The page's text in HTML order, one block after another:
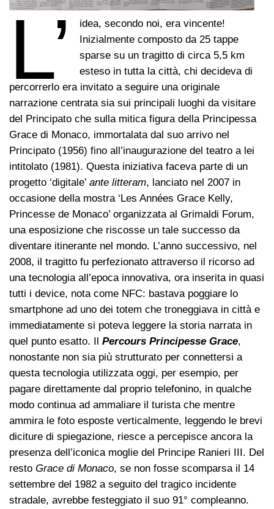
L’
idea, secondo noi, era vincente!
Inizialmente composto da 25 tappe
sparse su un tragitto di circa 5,5 km
esteso in tutta la città, chi decideva di
percorrerlo era invitato a seguire una originale
narrazione centrata sia sui principali luoghi da visitare
del Principato che sulla mitica figura della Principessa
Grace di Monaco, immortalata dal suo arrivo nel
Principato (1956) fino all’inaugurazione del teatro a lei
intitolato (1981). Questa iniziativa faceva parte di un
progetto ‘digitale’ ante litteram, lanciato nel 2007 in
occasione della mostra ‘Les Années Grace Kelly,
Princesse de Monaco’ organizzata al Grimaldi Forum,
una esposizione che riscosse un tale successo da
diventare itinerante nel mondo. L’anno successivo, nel
2008, il tragitto fu perfezionato attraverso il ricorso ad
una tecnologia all’epoca innovativa, ora inserita in quasi
tutti i device, nota come NFC: bastava poggiare lo
smartphone ad uno dei totem che troneggiava in città e
immediatamente si poteva leggere la storia narrata in
quel punto esatto. Il Percours Principesse Grace,
nonostante non sia più strutturato per connettersi a
questa tecnologia utilizzata oggi, per esempio, per
pagare direttamente dal proprio telefonino, in qualche
modo continua ad ammaliare il turista che mentre
ammira le foto esposte verticalmente, leggendo le brevi
diciture di spiegazione, riesce a percepisce ancora la
presenza dell’iconica moglie del Principe Ranieri III. Del
resto Grace di Monaco, se non fosse scomparsa il 14
settembre del 1982 a seguito del tragico incidente
stradale, avrebbe festeggiato il suo 91° compleanno.